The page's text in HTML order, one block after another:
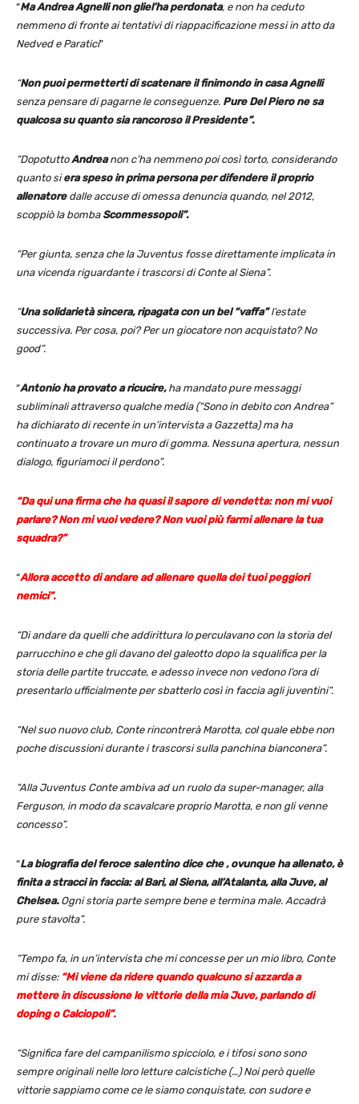
“Ma Andrea Agnelli non gliel’ha perdonata, e non ha ceduto
nemmeno di fronte ai tentativi di riappacificazione messi in atto da
Nedved e Paratici”
“Non puoi permetterti di scatenare il finimondo in casa Agnelli
senza pensare di pagarne le conseguenze. Pure Del Piero ne sa
qualcosa su quanto sia rancoroso il Presidente”.
“DopotuttoAndreanon c’ha nemmeno poi così torto, considerando
quanto siera speso in prima persona per difendere il proprio
allenatoredalle accuse di omessa denuncia quando, nel 2012,
scoppiò la bomba Scommessopoli”.
“Per giunta, senza che la Juventus fosse direttamente implicata in
una vicenda riguardante i trascorsi di Conte al Siena”.
“Una solidarietà sincera, ripagata con un bel “vaffa”l’estate
successiva. Per cosa, poi? Per un giocatore non acquistato? No
good”.
“Antonio ha provato a ricucire,ha mandato pure messaggi
subliminali attraverso qualche media (“Sono in debito con Andrea”
ha dichiarato di recente in un’intervista a Gazzetta) ma ha
continuato a trovare un muro di gomma. Nessuna apertura, nessun
dialogo, figuriamoci il perdono”.
“Da qui una firma che ha quasi il sapore di vendetta: non mi vuoi
parlare? Non mi vuoi vedere? Non vuoi più farmi allenare la tua
squadra?”
“Allora accetto di andare ad allenare quella dei tuoi peggiori
nemici”.
“Di andare da quelli che addirittura lo perculavano con la storia del
parrucchino e che gli davano del galeotto dopo la squalifica per la
storia delle partite truccate, e adesso invece non vedono l’ora di
presentarlo ufficialmente per sbatterlo così in faccia agli juventini”.
“Nel suo nuovo club, Conte rincontrerà Marotta, col quale ebbe non
poche discussioni durante i trascorsi sulla panchina bianconera”.
“Alla Juventus Conte ambiva ad un ruolo da super-manager, alla
Ferguson, in modo da scavalcare proprio Marotta, e non gli venne
concesso”.
“La biografia del feroce salentino dice che , ovunque ha allenato, è
finita a stracci in faccia: al Bari, al Siena, all’Atalanta, alla Juve, al
Chelsea.Ogni storia parte sempre bene e termina male. Accadrà
pure stavolta”.
“Tempo fa, in un’intervista che mi concesse per un mio libro, Conte
mi disse: “Mi viene da ridere quando qualcuno si azzarda a
mettere in discussione le vittorie della mia Juve, parlando di
doping o Calciopoli”.
“Significa fare del campanilismo spicciolo, e i tifosi sono sono
sempre originali nelle loro letture calcistiche (…) Noi però quelle
vittorie sappiamo come ce le siamo conquistate, con sudore e